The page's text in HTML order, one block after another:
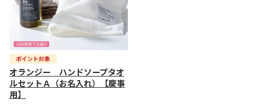
オランジー ハンドソープタオ
ルセットＡ（お名入れ）【慶事
用】